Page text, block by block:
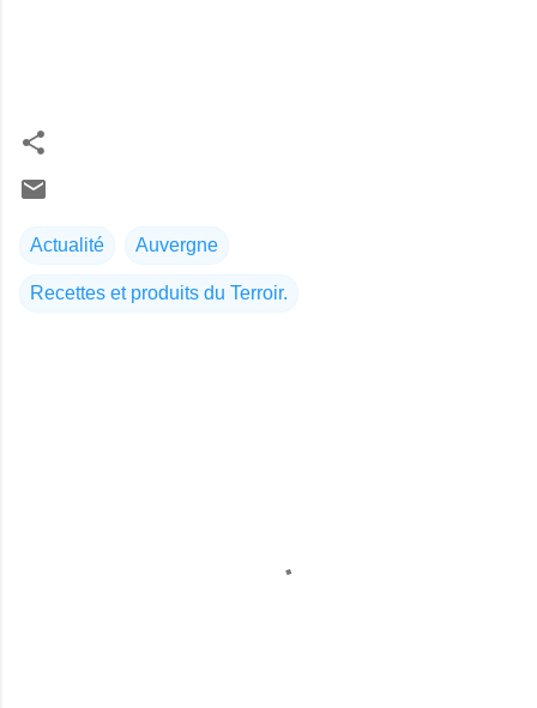
Actualité Auvergne
Recettes et produits du Terroir.